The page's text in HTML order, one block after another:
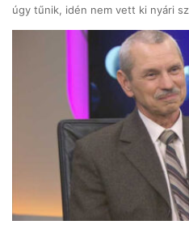
úgy tűnik, idén nem vett ki nyári